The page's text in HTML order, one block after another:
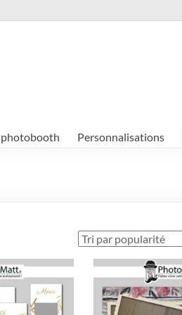
Personnalisations